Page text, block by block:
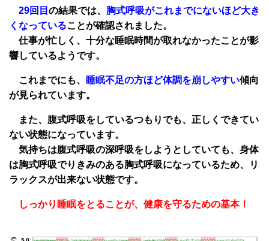
29回目 の結果では、 胸式呼吸がこれまでにないほど大き
くなっていることが確認されました。
仕事が忙しく、十分な睡眠時間が取れなかったことが影
響しているようです。
これまでにも、 睡眠不足の方ほど体調を崩しやすい傾向
が見られています。
また、腹式呼吸をしているつもりでも、正しくできてい
ない状態になっています。
気持ちは腹式呼吸の深呼吸をしようとしていても、身体
は胸式呼吸でりきみのある胸式呼吸になっているため、リ
ラックスが出来ない状態です。
しっかり睡眠をとることが、健康を守るための基本！